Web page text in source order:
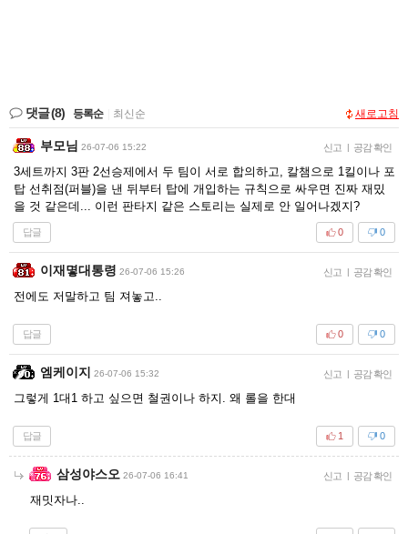
댓글(8) 등록순 최신순 새로고침
부모님 26-07-06 15:22 신고 | 공감 확인
3세트까지 3판 2선승제에서 두 팀이 서로 합의하고, 칼챔으로 1킬이나 포
탑 선취점(퍼블)을 낸 뒤부터 탑에 개입하는 규칙으로 싸우면 진짜 재밌
을 것 같은데... 이런 판타지 같은 스토리는 실제로 안 일어나겠지?
답글 0
0
이재몋대통령 26-07-06 15:26 신고 | 공감 확인
전에도 저말하고 팀 져놓고..
답글 0
0
엠케이지 26-07-06 15:32 신고 | 공감 확인
그렇게 1대1 하고 싶으면 철권이나 하지. 왜 롤을 한대
답글 0
1
삼성야스오 26-07-06 16:41 신고 | 공감 확인
재밋자나..